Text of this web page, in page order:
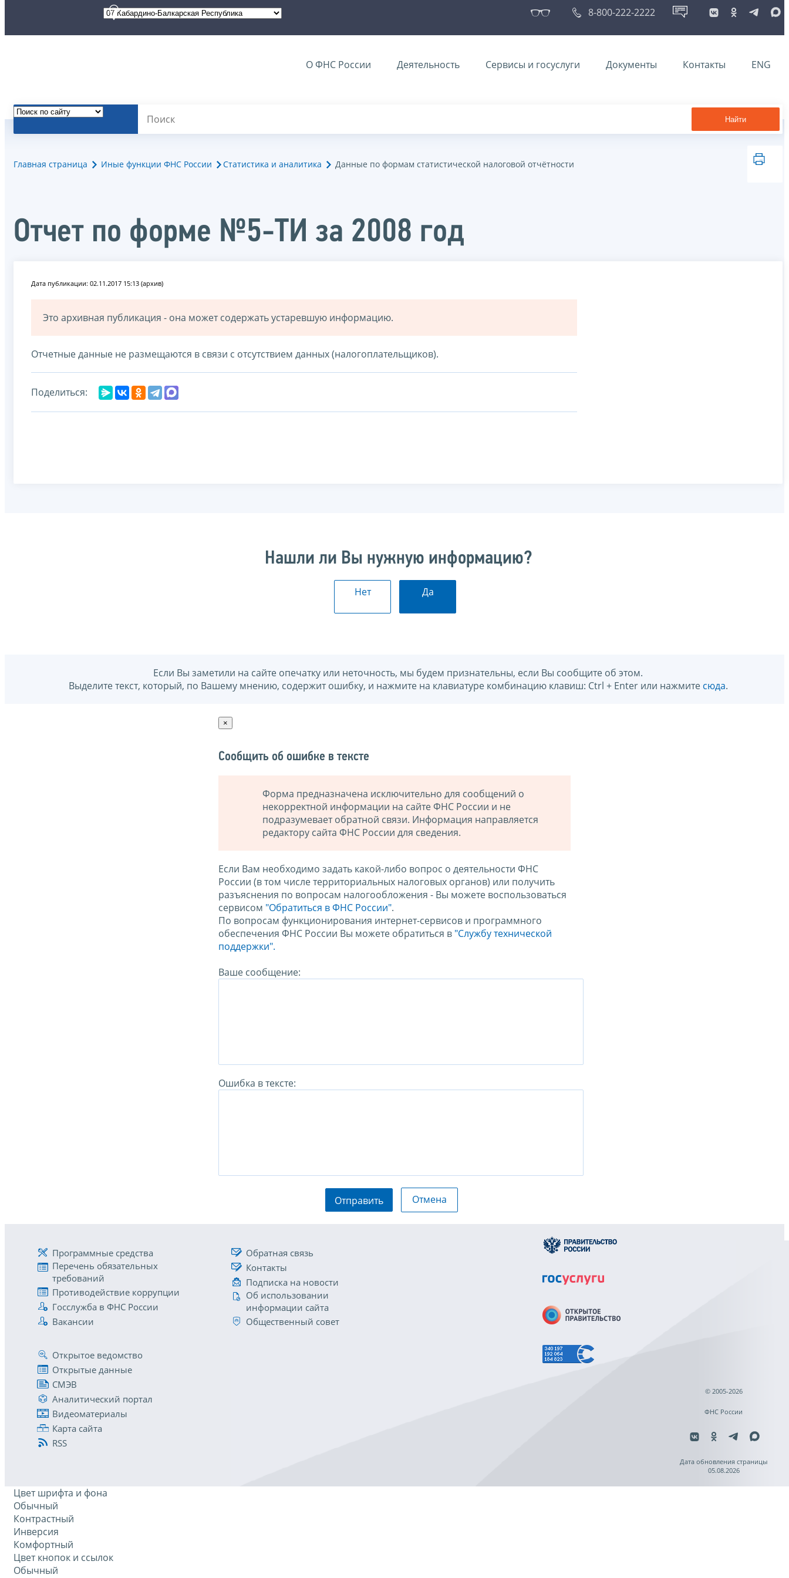
8-800-222-2222
О ФНС России Деятельность Сервисы и госуслуги Документы Контакты ENG
Найти
Главная страница Иные функции ФНС России Статистика и аналитика Данные по формам статистической налоговой отчётности
Отчет по форме №5-ТИ за 2008 год
Дата публикации: 02.11.2017 15:13 (архив)
Это архивная публикация - она может содержать устаревшую информацию.
Отчетные данные не размещаются в связи с отсутствием данных (налогоплательщиков).
Поделиться:
Нашли ли Вы нужную информацию?
Нет Да
Если Вы заметили на сайте опечатку или неточность, мы будем признательны, если Вы сообщите об этом.
Выделите текст, который, по Вашему мнению, содержит ошибку, и нажмите на клавиатуре комбинацию клавиш: Ctrl + Enter или нажмите сюда.
×
Сообщить об ошибке в тексте
Форма предназначена исключительно для сообщений о
некорректной информации на сайте ФНС России и не
подразумевает обратной связи. Информация направляется
редактору сайта ФНС России для сведения.
Если Вам необходимо задать какой-либо вопрос о деятельности ФНС
России (в том числе территориальных налоговых органов) или получить
разъяснения по вопросам налогообложения - Вы можете воспользоваться
сервисом "Обратиться в ФНС России".
По вопросам функционирования интернет-сервисов и программного
обеспечения ФНС России Вы можете обратиться в "Службу технической
поддержки".
Ваше сообщение:
Ошибка в тексте:
Отправить Отмена
Программные средства
Перечень обязательных
требований
Противодействие коррупции
Госслужба в ФНС России
Вакансии
Обратная связь
Контакты
Подписка на новости
Об использовании
информации сайта
Общественный совет
Открытое ведомство
Открытые данные
СМЭВ
Аналитический портал
Видеоматериалы
Карта сайта
RSS
© 2005-2026
ФНС России
Дата обновления страницы
05.08.2026
Цвет шрифта и фона
Обычный
Контрастный
Инверсия
Комфортный
Цвет кнопок и ссылок
Обычный